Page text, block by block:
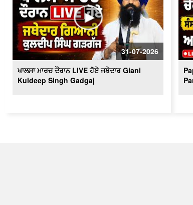
31-07-2026
ਖਾਲਸਾ ਮਾਰਚ ਦੌਰਾਨ LIVE ਹੋਏ ਜਥੇਦਾਰ Giani
Kuldeep Singh Gadgaj